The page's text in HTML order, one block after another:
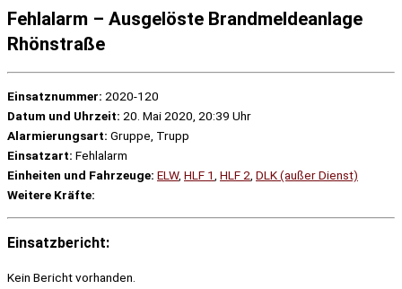
Fehlalarm – Ausgelöste Brandmeldeanlage
Rhönstraße
Einsatznummer: 2020-120
Datum und Uhrzeit: 20. Mai 2020, 20:39 Uhr
Alarmierungsart: Gruppe, Trupp
Einsatzart: Fehlalarm
Einheiten und Fahrzeuge: ELW, HLF 1 HLF 2 DLK (außer Dienst)
Weitere Kräfte:
Einsatzbericht:
Kein Bericht vorhanden.